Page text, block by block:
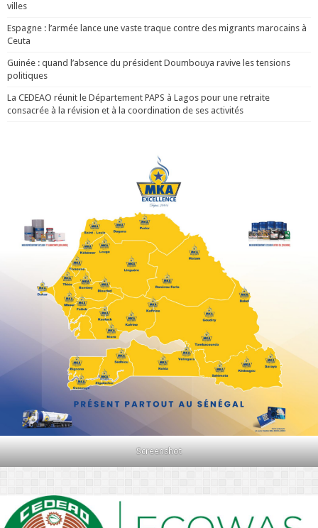
villes
Espagne : l’armée lance une vaste traque contre des migrants marocains à
Ceuta
Guinée : quand l’absence du président Doumbouya ravive les tensions
politiques
La CEDEAO réunit le Département PAPS à Lagos pour une retraite
consacrée à la révision et à la coordination de ses activités
Screenshot